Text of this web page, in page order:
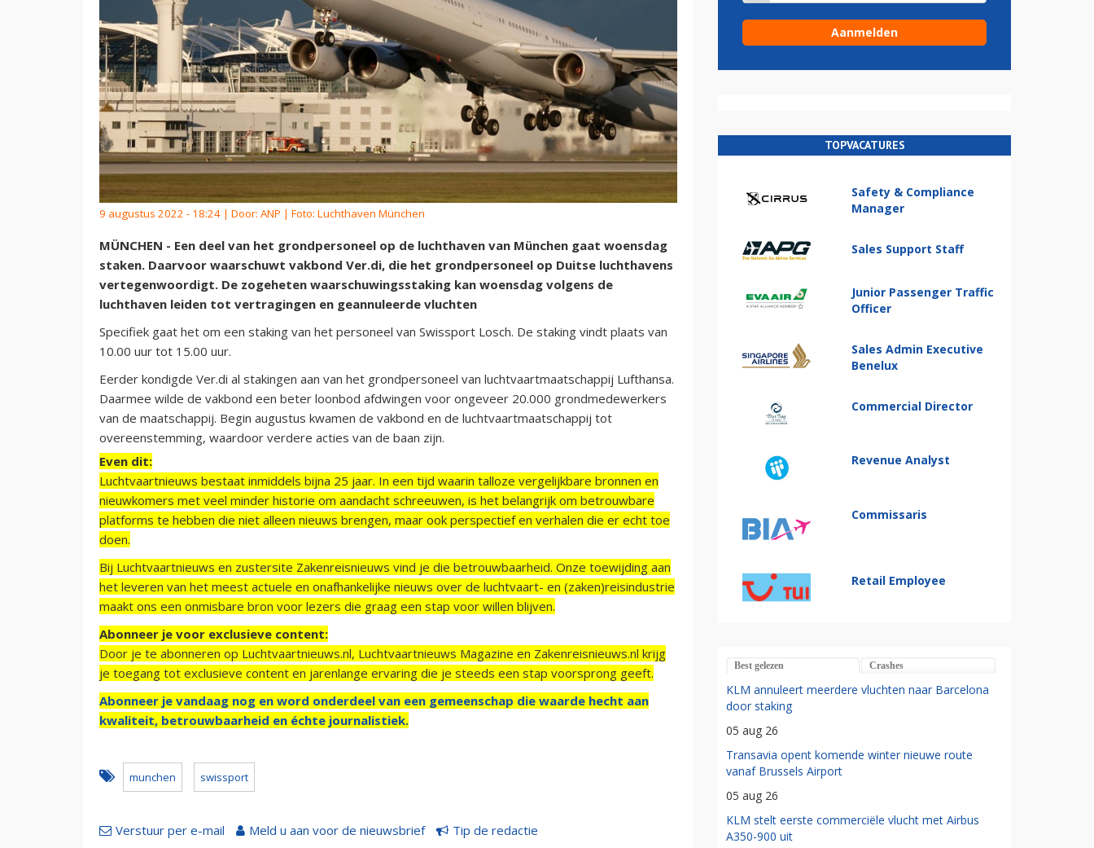
9 augustus 2022 - 18:24 | Door: ANP | Foto: Luchthaven München
MÜNCHEN - Een deel van het grondpersoneel op de luchthaven van München gaat woensdag
staken. Daarvoor waarschuwt vakbond Ver.di, die het grondpersoneel op Duitse luchthavens
vertegenwoordigt. De zogeheten waarschuwingsstaking kan woensdag volgens de
luchthaven leiden tot vertragingen en geannuleerde vluchten
Specifiek gaat het om een staking van het personeel van Swissport Losch. De staking vindt plaats van
10.00 uur tot 15.00 uur.
Eerder kondigde Ver.di al stakingen aan van het grondpersoneel van luchtvaartmaatschappij Lufthansa.
Daarmee wilde de vakbond een beter loonbod afdwingen voor ongeveer 20.000 grondmedewerkers
van de maatschappij. Begin augustus kwamen de vakbond en de luchtvaartmaatschappij tot
overeenstemming, waardoor verdere acties van de baan zijn.
Even dit:
Luchtvaartnieuws bestaat inmiddels bijna 25 jaar. In een tijd waarin talloze vergelijkbare bronnen en
nieuwkomers met veel minder historie om aandacht schreeuwen, is het belangrijk om betrouwbare
platforms te hebben die niet alleen nieuws brengen, maar ook perspectief en verhalen die er echt toe
doen.
Bij Luchtvaartnieuws en zustersite Zakenreisnieuws vind je die betrouwbaarheid. Onze toewijding aan
het leveren van het meest actuele en onafhankelijke nieuws over de luchtvaart- en (zaken)reisindustrie
maakt ons een onmisbare bron voor lezers die graag een stap voor willen blijven.
Abonneer je voor exclusieve content:
Door je te abonneren op Luchtvaartnieuws.nl, Luchtvaartnieuws Magazine en Zakenreisnieuws.nl krijg
je toegang tot exclusieve content en jarenlange ervaring die je steeds een stap voorsprong geeft.
Abonneer je vandaag nog en word onderdeel van een gemeenschap die waarde hecht aan
kwaliteit, betrouwbaarheid en échte journalistiek.
munchen swissport
Verstuur per e-mail Meld u aan voor de nieuwsbrief Tip de redactie
TOPVACATURES
Safety & Compliance
Manager
Sales Support Staff
Junior Passenger Traffic
Officer
Sales Admin Executive
Benelux
Commercial Director
Revenue Analyst
Commissaris
Retail Employee
Best gelezen Crashes
KLM annuleert meerdere vluchten naar Barcelona
door staking
05 aug 26
Transavia opent komende winter nieuwe route
vanaf Brussels Airport
05 aug 26
KLM stelt eerste commerciële vlucht met Airbus
A350-900 uit